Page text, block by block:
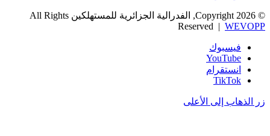
© Copyright 2026, الفدرالية الجزائرية للمستهلكين All Rights
Reserved | WEVOPP
فيسبوك
‫YouTube
انستقرام
‫TikTok
زر الذهاب إلى الأعلى